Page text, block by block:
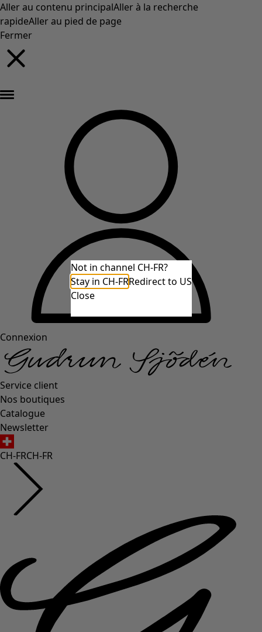
Aller au contenu principalAller à la recherche
rapideAller au pied de page
Fermer
Connexion
Service client
Nos boutiques
Catalogue
Newsletter
CH-FRCH-FR
Not in channel CH-FR?
Stay in CH-FRRedirect to US
Close